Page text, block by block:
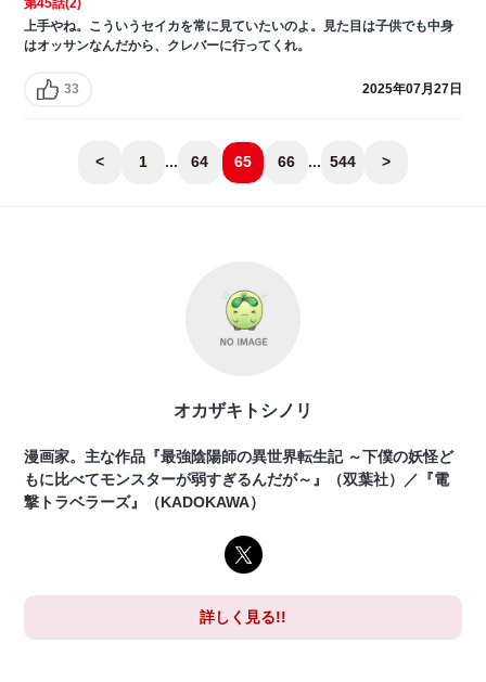
上手やね。こういうセイカを常に見ていたいのよ。見た目は子供でも中身
はオッサンなんだから、クレバーに行ってくれ。
33 2025年07月27日
< 1 ... 64 65 66 ... 544 >
オカザキトシノリ
漫画家。主な作品『最強陰陽師の異世界転生記 ～下僕の妖怪ど
もに比べてモンスターが弱すぎるんだが～』（双葉社）／『電
撃トラベラーズ』（KADOKAWA）
詳しく見る!!